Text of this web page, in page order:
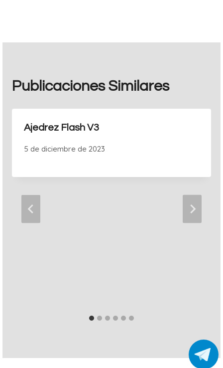
Publicaciones Similares
Ajedrez Flash V3
5 de diciembre de 2023